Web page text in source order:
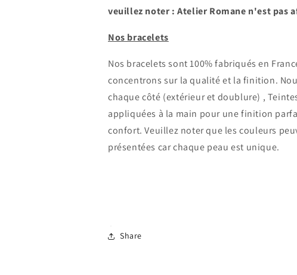
veuillez noter : Atelier Romane n'est pas
Nos bracelets
Nos bracelets sont 100% fabriqués en
concentrons sur la qualité et la finition.
chaque côté (extérieur et doublure) ,
appliquées à la main pour une finition
confort. Veuillez noter que les couleurs
présentées car chaque peau est unique.
Share